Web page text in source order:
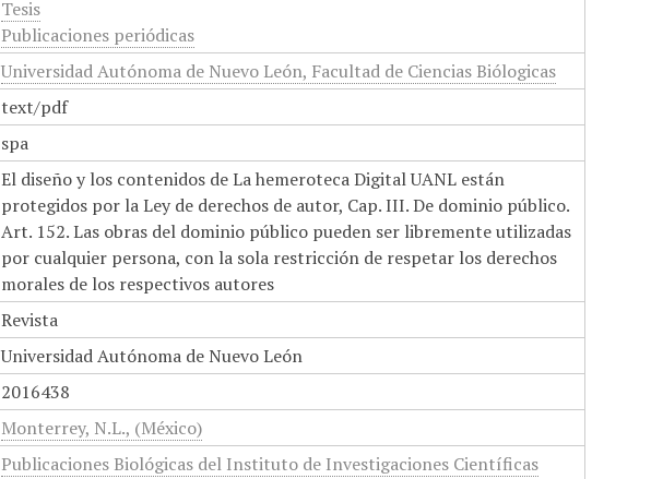
Tesis
Publicaciones periódicas
Universidad Autónoma de Nuevo León, Facultad de Ciencias Biólogicas
text/pdf
spa
El diseño y los contenidos de La hemeroteca Digital UANL están
protegidos por la Ley de derechos de autor, Cap. III. De dominio público.
Art. 152. Las obras del dominio público pueden ser libremente utilizadas
por cualquier persona, con la sola restricción de respetar los derechos
morales de los respectivos autores
Revista
Universidad Autónoma de Nuevo León
2016438
Monterrey, N.L., (México)
Publicaciones Biológicas del Instituto de Investigaciones Científicas